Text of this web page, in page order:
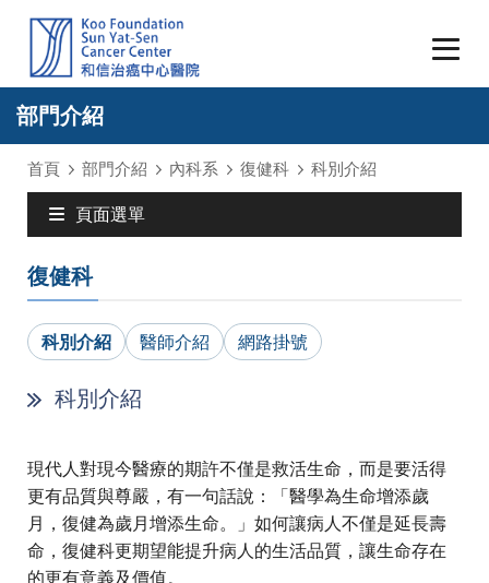
部門介紹
首頁 部門介紹 內科系 復健科 科別介紹
頁面選單
復健科
科別介紹 醫師介紹 網路掛號
科別介紹
現代人對現今醫療的期許不僅是救活生命，而是要活得
更有品質與尊嚴，有一句話說：「醫學為生命增添歲
月，復健為歲月增添生命。」如何讓病人不僅是延長壽
命，復健科更期望能提升病人的生活品質，讓生命存在
的更有意義及價值。